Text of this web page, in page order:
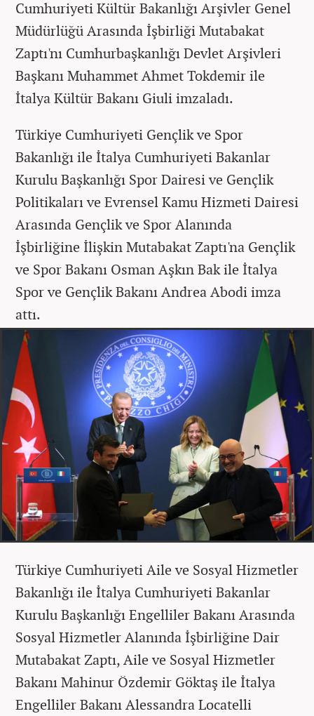
Cumhuriyeti Kültür Bakanlığı Arşivler Genel
Müdürlüğü Arasında İşbirliği Mutabakat
Zaptı'nı Cumhurbaşkanlığı Devlet Arşivleri
Başkanı Muhammet Ahmet Tokdemir ile
İtalya Kültür Bakanı Giuli imzaladı.
Türkiye Cumhuriyeti Gençlik ve Spor
Bakanlığı ile İtalya Cumhuriyeti Bakanlar
Kurulu Başkanlığı Spor Dairesi ve Gençlik
Politikaları ve Evrensel Kamu Hizmeti Dairesi
Arasında Gençlik ve Spor Alanında
İşbirliğine İlişkin Mutabakat Zaptı'na Gençlik
ve Spor Bakanı Osman Aşkın Bak ile İtalya
Spor ve Gençlik Bakanı Andrea Abodi imza
attı.
Türkiye Cumhuriyeti Aile ve Sosyal Hizmetler
Bakanlığı ile İtalya Cumhuriyeti Bakanlar
Kurulu Başkanlığı Engelliler Bakanı Arasında
Sosyal Hizmetler Alanında İşbirliğine Dair
Mutabakat Zaptı, Aile ve Sosyal Hizmetler
Bakanı Mahinur Özdemir Göktaş ile İtalya
Engelliler Bakanı Alessandra Locatelli